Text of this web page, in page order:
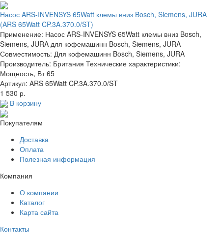
Насос ARS-INVENSYS 65Watt клемы вниз Bosch, Siemens, JURA
(ARS 65Watt CP.3A.370.0/ST)
Применение: Насос ARS-INVENSYS 65Watt клемы вниз Bosch,
Siemens, JURA для кофемашинн Bosch, Siemens, JURA
Совместимость: Для кофемашинн Bosch, Siemens, JURA
Производитель: Британия Технические характеристики:
Мощность, Вт 65
Артикул: ARS 65Watt CP.3A.370.0/ST
1 530 р.
В корзину
Покупателям
Доставка
Оплата
Полезная информация
Компания
О компании
Каталог
Карта сайта
Контакты